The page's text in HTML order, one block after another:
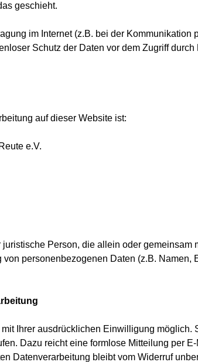
geschieht.
im Internet (z.B. bei der Kommunikation
Schutz der Daten vor dem Zugriff durch
auf dieser Website ist:
e.V.
Person, die allein oder gemeinsam
personenbezogenen Daten (z.B. Namen,
Ihrer ausdrücklichen Einwilligung möglich.
Dazu reicht eine formlose Mitteilung per
Datenverarbeitung bleibt vom Widerruf